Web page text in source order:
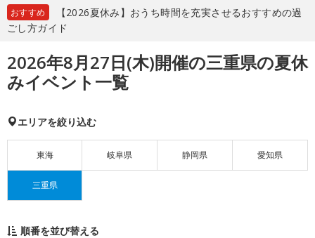
おすすめ
【2026夏休み】おうち時間を充実させるおすすめの過
ごし方ガイド
2026年8月27日(木)開催の三重県の夏休
みイベント一覧
エリアを絞り込む
東海 岐阜県 静岡県 愛知県
三重県
順番を並び替える